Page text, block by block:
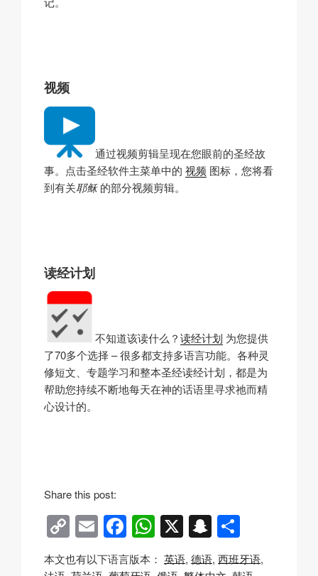
视频
通过视频剪辑呈现在您眼前的圣经故
事。点击圣经软件主菜单中的 视频 图标，您将看
到有关耶稣的部分视频剪辑。
读经计划
不知道该读什么？读经计划 为您提供
了70多个选择 – 很多都支持多语言功能。各种灵
修短文、专题学习和整本圣经读经计划，都是为
帮助您持续不断地每天在神的话语里寻求祂而精
心设计的。
Share this post:
C
o
E
m
F
a
W
h
X S
n 享
本文也有以下语言版本： 英语 德语 西班牙语